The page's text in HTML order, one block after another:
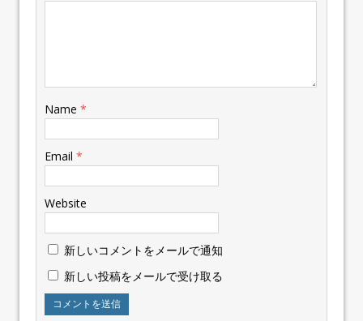
Name *
Email *
Website
新しいコメントをメールで通知
新しい投稿をメールで受け取る